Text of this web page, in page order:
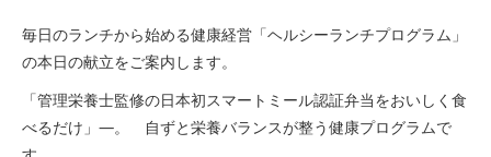
毎日のランチから始める健康経営「ヘルシーランチプログラム」
の本日の献立をご案内します。
「管理栄養士監修の日本初スマートミール認証弁当をおいしく食
べるだけ」―。 自ずと栄養バランスが整う健康プログラムで